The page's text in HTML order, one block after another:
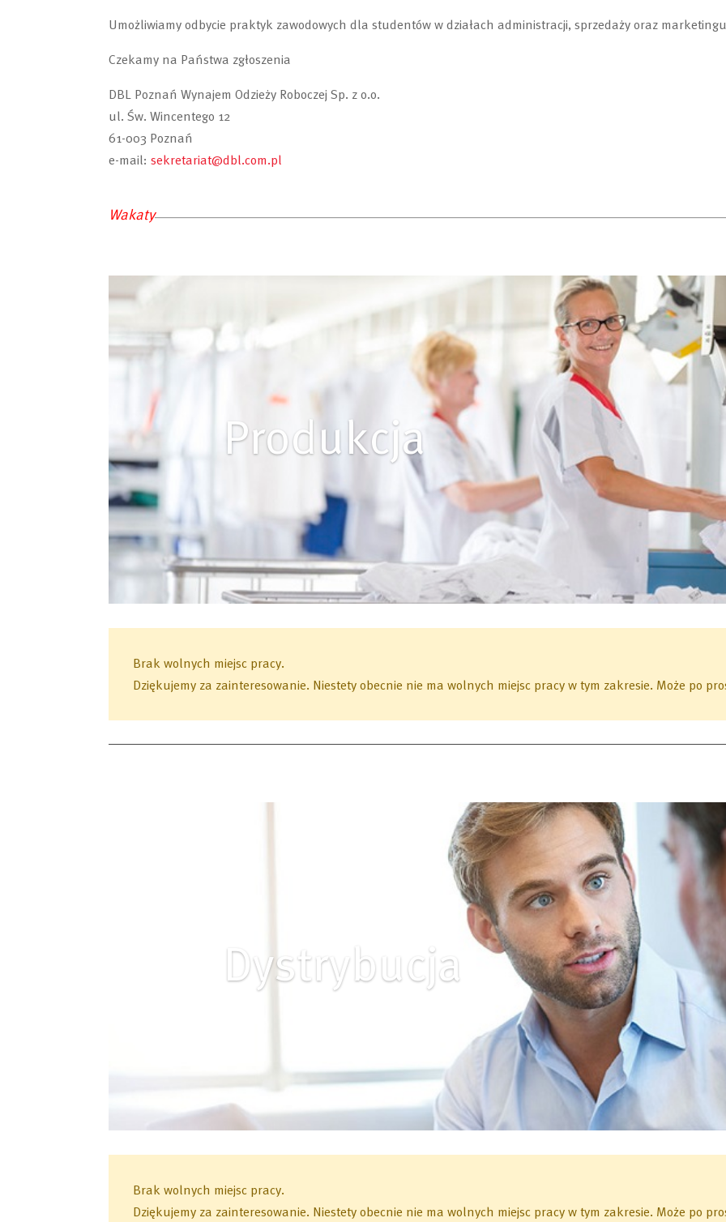
Umożliwiamy odbycie praktyk zawodowych dla studentów w działach administracji, sprzedaży oraz
Czekamy na Państwa zgłoszenia
DBL Poznań Wynajem Odzieży Roboczej Sp. z o.o.
ul. Św. Wincentego 12
61-003 Poznań
e-mail: sekretariat@dbl.com.pl
Wakaty
Produkcja
Brak wolnych miejsc pracy.
Dziękujemy za zainteresowanie. Niestety obecnie nie ma wolnych miejsc pracy w tym zakresie. Może po
Dystrybucja
Brak wolnych miejsc pracy.
Dziękujemy za zainteresowanie. Niestety obecnie nie ma wolnych miejsc pracy w tym zakresie. Może po